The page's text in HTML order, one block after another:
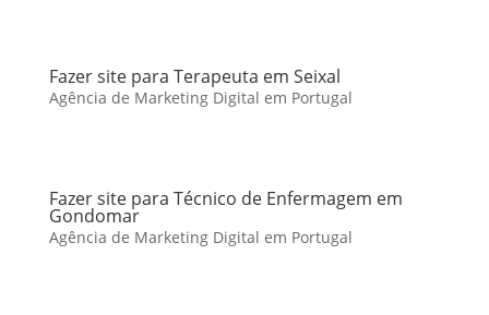
Fazer site para Terapeuta em Seixal
Agência de Marketing Digital em Portugal
Fazer site para Técnico de Enfermagem em
Gondomar
Agência de Marketing Digital em Portugal